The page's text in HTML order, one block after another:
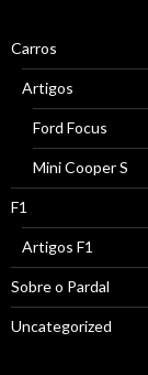
Carros
Artigos
Ford Focus
Mini Cooper S
F1
Artigos F1
Sobre o Pardal
Uncategorized